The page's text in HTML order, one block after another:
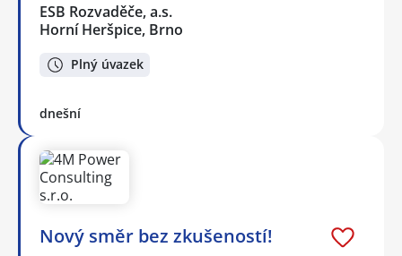
ESB Rozvaděče, a.s.
Horní Heršpice, Brno
Plný úvazek
dnešní
Nový směr bez zkušeností!